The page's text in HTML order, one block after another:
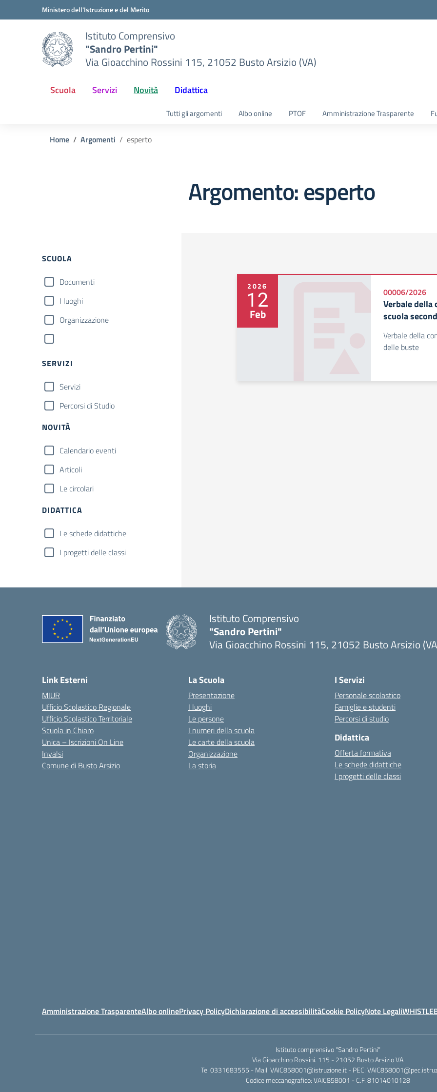
Vai ai contenuti
Vai al menu di navigazioneMinistero dell'Istruzione e del Merito
Istituto Comprensivo
"Sandro Pertini"
Via Gioacchino Rossini 115, 21052 Busto Arsizio (VA)
Scuola Servizi Novità Didattica
Tutti gli argomenti Albo online PTOF Amministrazione Trasparente
Home Argomenti esperto
Argomento: esperto
SCUOLA
Documenti
I luoghi
Organizzazione
SERVIZI
Servizi
Percorsi di Studio
NOVITÀ
Calendario eventi
Articoli
Le circolari
DIDATTICA
Le schede didattiche
I progetti delle classi
2026
12
Feb
00006/2026
Verbale della
scuola
Verbale della
delle buste
Istituto Comprensivo
"Sandro Pertini"
Via Gioacchino Rossini 115, 21052 Busto Arsizio
Link Esterni
MIUR
Ufficio Scolastico Regionale
Ufficio Scolastico Territoriale
Scuola in Chiaro
Unica – Iscrizioni On Line
Invalsi
Comune di Busto Arsizio
La Scuola
Presentazione
I luoghi
Le persone
I numeri della scuola
Le carte della scuola
Organizzazione
La storia
I Servizi
Personale scolastico
Famiglie e studenti
Percorsi di studio
Didattica
Offerta formativa
Le schede didattiche
I progetti delle classi
Amministrazione TrasparenteAlbo onlinePrivacy PolicyDichiarazione di accessibilitàCookie PolicyNote Legali
Istituto comprensivo "Sandro Pertini"
Via Gioacchino Rossini. 115 - 21052 Busto Arsizio VA
Tel 0331683555 - Mail: VAIC858001@istruzione.it - PEC:
Codice meccanografico: VAIC858001 - C.F. 81014010128